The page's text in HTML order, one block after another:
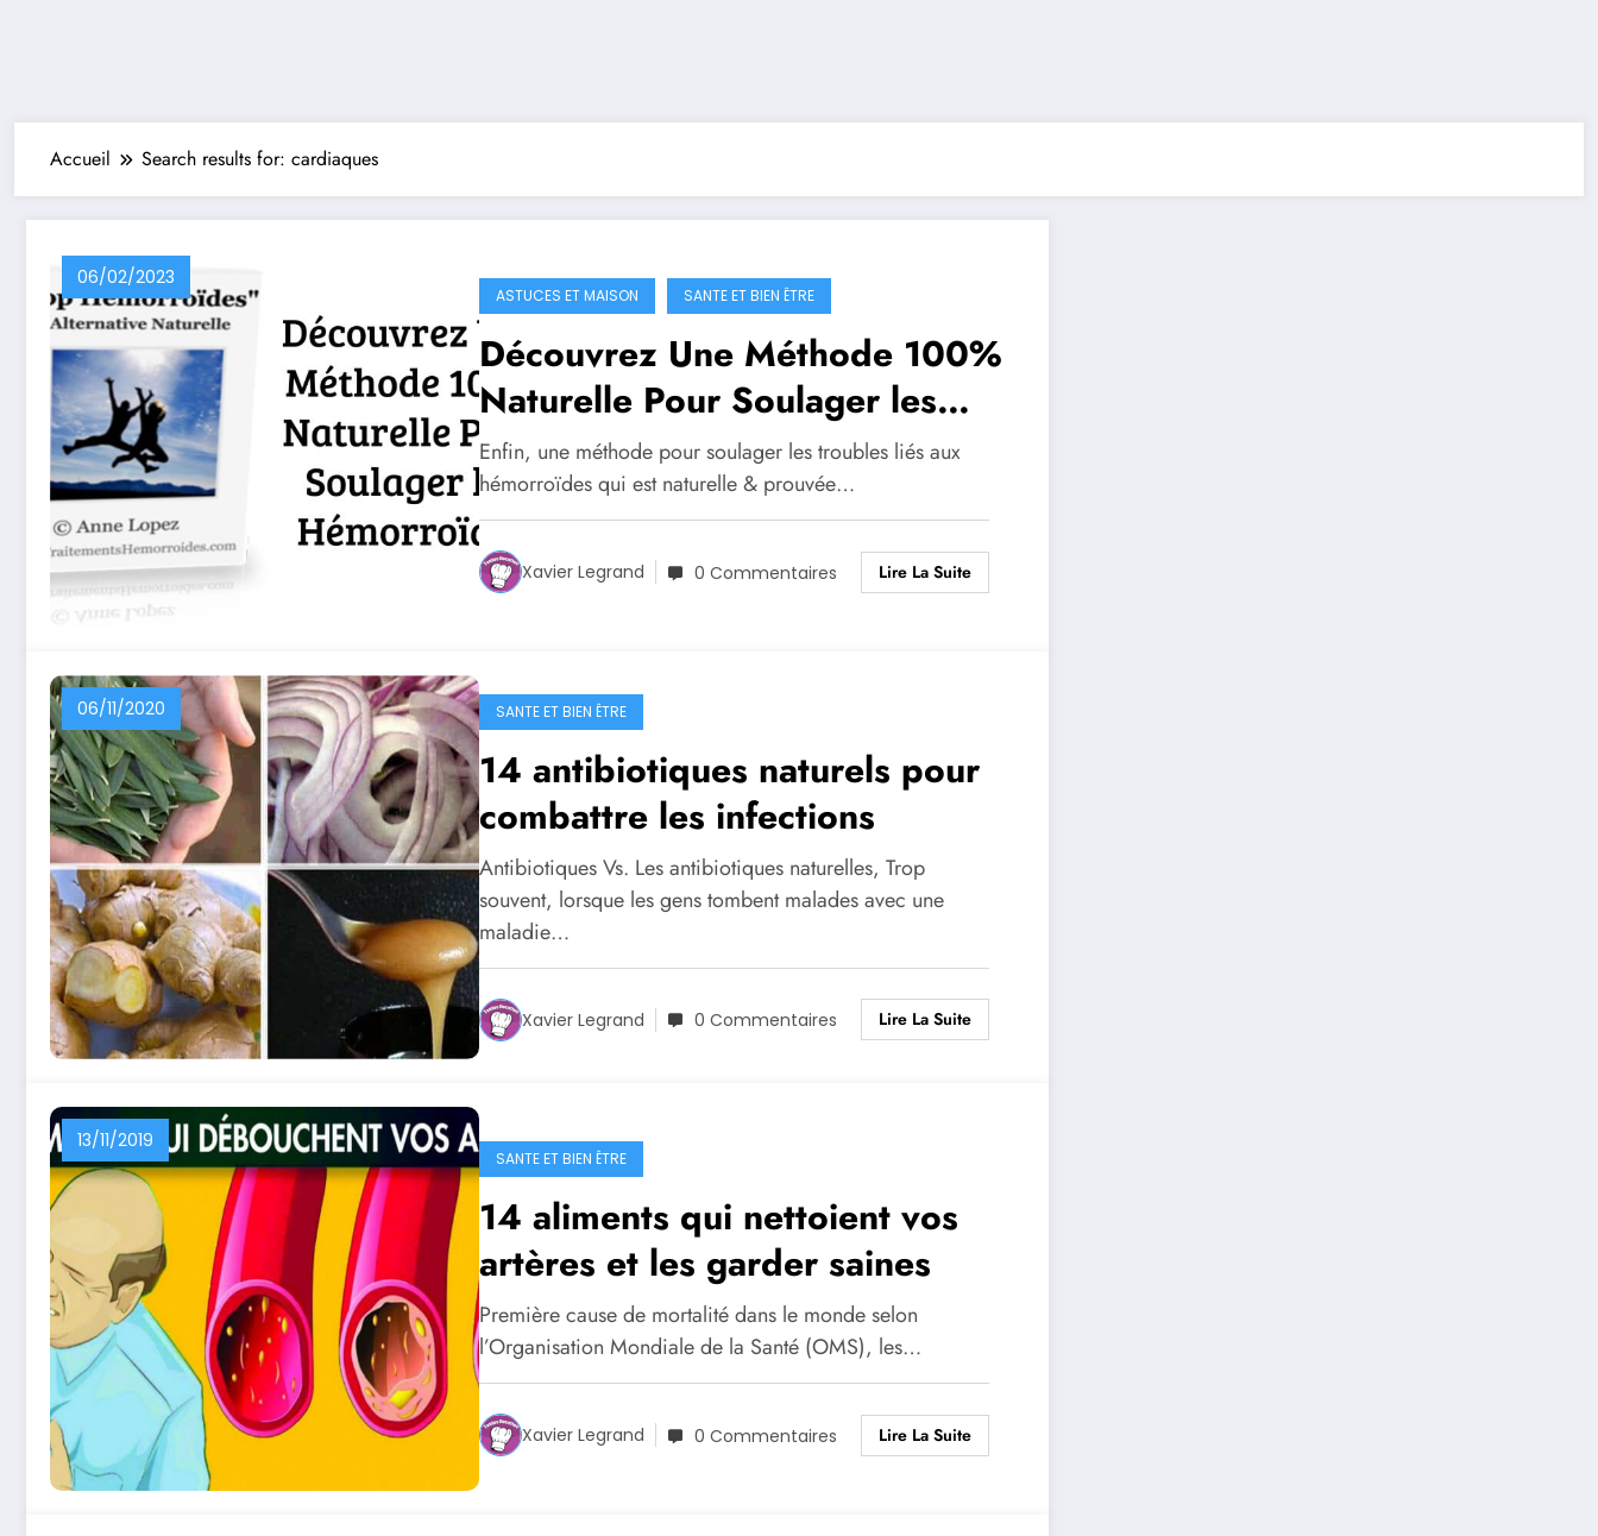
Accueil Search results for: cardiaques
06/02/2023
ASTUCES ET MAISON SANTE ET BIEN ÊTRE
Découvrez Une Méthode 100%
Naturelle Pour Soulager les
Hémorroïdes
Enfin, une méthode pour soulager les troubles liés aux
hémorroïdes qui est naturelle & prouvée…
Xavier Legrand 0 Commentaires Lire La Suite
06/11/2020 SANTE ET BIEN ÊTRE
14 antibiotiques naturels pour
combattre les infections
Antibiotiques Vs. Les antibiotiques naturelles, Trop
souvent, lorsque les gens tombent malades avec une
maladie…
Xavier Legrand 0 Commentaires Lire La Suite
13/11/2019
SANTE ET BIEN ÊTRE
14 aliments qui nettoient vos
artères et les garder saines
Première cause de mortalité dans le monde selon
l’Organisation Mondiale de la Santé (OMS), les…
Xavier Legrand 0 Commentaires Lire La Suite